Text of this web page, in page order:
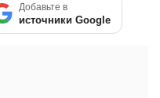
Добавьте в
источники Google